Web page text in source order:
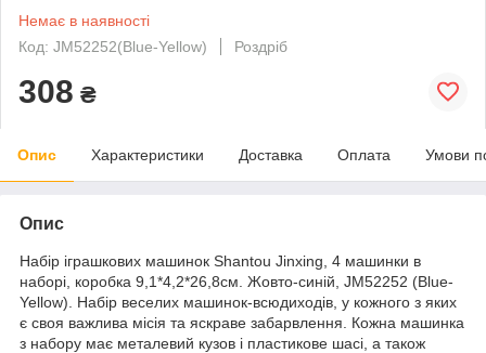
Немає в наявності
Код: JM52252(Blue-Yellow)
Роздріб
308 ₴
Опис Характеристики Доставка Оплата Умови
Опис
Набір іграшкових машинок Shantou Jinxing, 4 машинки в
наборі, коробка 9,1*4,2*26,8см. Жовто-синій, JM52252 (Blue-
Yellow). Набір веселих машинок-всюдиходів, у кожного з яких
є своя важлива місія та яскраве забарвлення. Кожна машинка
з набору має металевий кузов і пластикове шасі, а також